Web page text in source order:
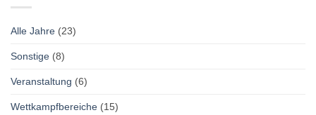
Alle Jahre (23)
Sonstige (8)
Veranstaltung (6)
Wettkampfbereiche (15)